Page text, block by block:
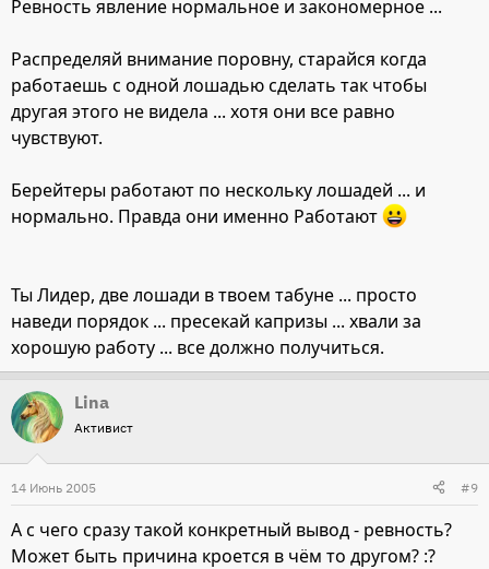
Ревность явление нормальное и закономерное ...
Распределяй внимание поровну, старайся когда
работаешь с одной лошадью сделать так чтобы
другая этого не видела ... хотя они все равно
чувствуют.
Берейтеры работают по нескольку лошадей ... и
нормально. Правда они именно Работают
Ты Лидер, две лошади в твоем табуне ... просто
наведи порядок ... пресекай капризы ... хвали за
хорошую работу ... все должно получиться.
Lina
Активист
14 Июнь 2005 #9
А с чего сразу такой конкретный вывод - ревность?
Может быть причина кроется в чём то другом? :?